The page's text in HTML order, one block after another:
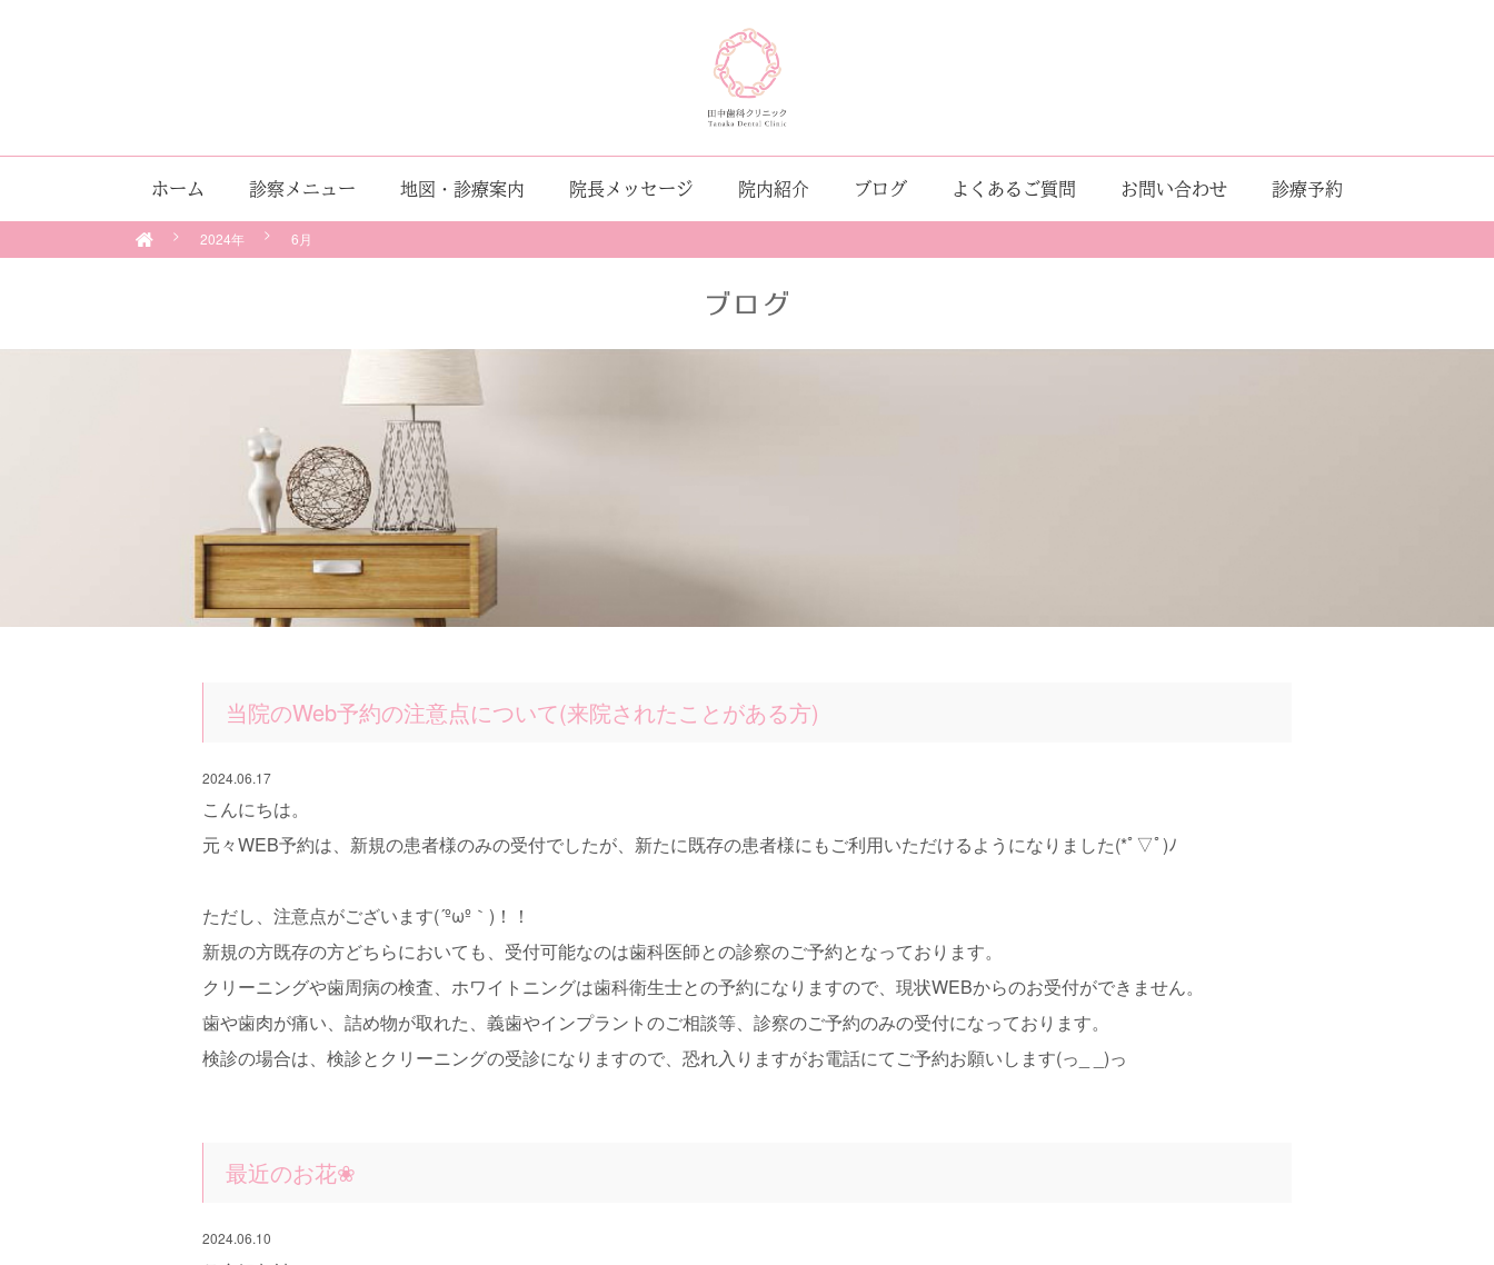
ホーム 診察メニュー 地図・診療案内 院長メッセージ 院内紹介 ブログ よくあるご質問 お問い合わせ 診療予約
2024年 6月
当院のWeb予約の注意点について(来院されたことがある方)
2024.06.17
こんにちは。
元々WEB予約は、新規の患者様のみの受付でしたが、新たに既存の患者様にもご利用いただけるようになりました(*ﾟ▽ﾟ)ﾉ
ただし、注意点がございます(´ºωº｀)！！
新規の方既存の方どちらにおいても、受付可能なのは歯科医師との診察のご予約となっております。
クリーニングや歯周病の検査、ホワイトニングは歯科衛生士との予約になりますので、現状WEBからのお受付ができません。
歯や歯肉が痛い、詰め物が取れた、義歯やインプラントのご相談等、診察のご予約のみの受付になっております。
検診の場合は、検診とクリーニングの受診になりますので、恐れ入りますがお電話にてご予約お願いします(っ_ _)っ
最近のお花❀
2024.06.10